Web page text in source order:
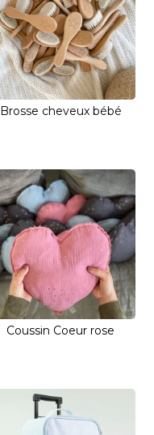
Brosse cheveux bébé
Coussin Coeur rose